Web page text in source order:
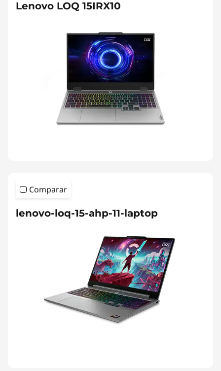
Lenovo LOQ 15IRX10
Comparar
lenovo-loq-15-ahp-11-laptop